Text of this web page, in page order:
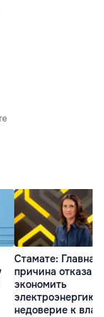
Стамате: Главная
причина отказа
экономить
электроэнергию
недоверие к